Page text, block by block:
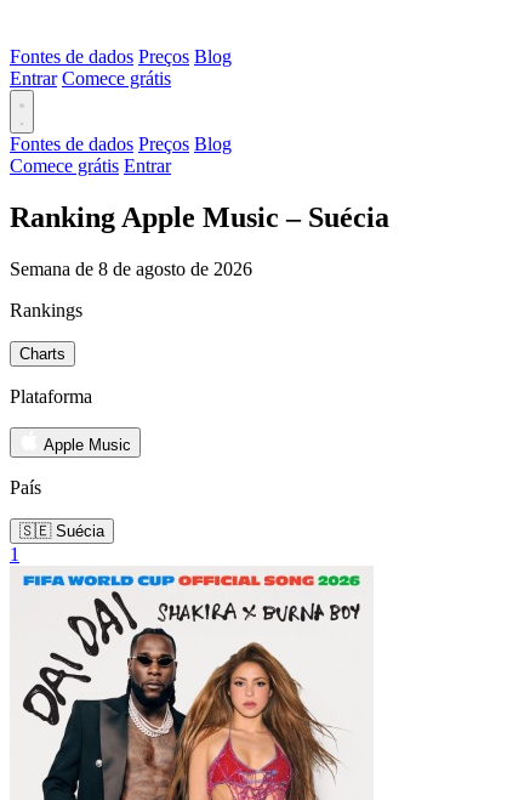
Fontes de dados Preços Blog
Entrar Comece grátis
Fontes de dados Preços Blog
Comece grátis Entrar
Ranking Apple Music – Suécia
Semana de 8 de agosto de 2026
Rankings
Charts
Plataforma
Apple Music
País
🇸🇪 Suécia
1